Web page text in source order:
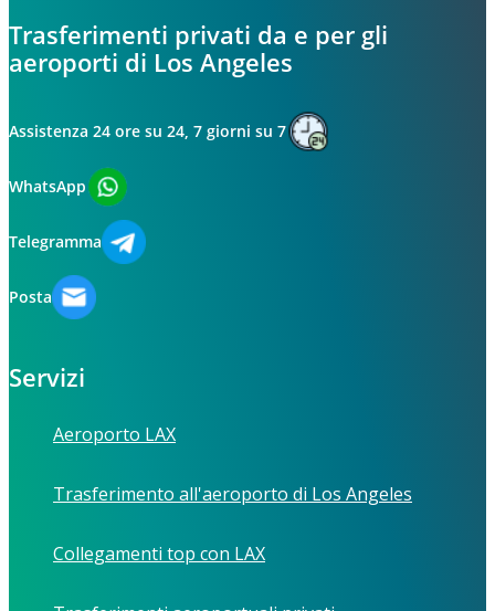
Trasferimenti privati da e per gli
aeroporti di Los Angeles
Assistenza 24 ore su 24, 7 giorni su 7
WhatsApp
Telegramma
Posta
Servizi
Aeroporto LAX
Trasferimento all'aeroporto di Los Angeles
Collegamenti top con LAX